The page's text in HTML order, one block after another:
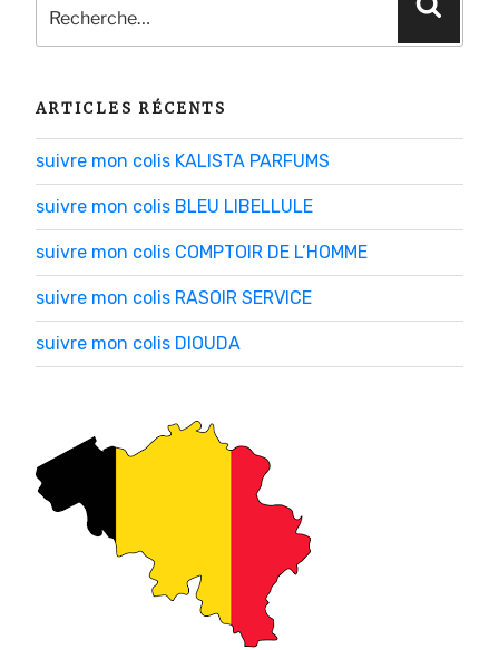
pour
:
ARTICLES RÉCENTS
suivre mon colis KALISTA PARFUMS
suivre mon colis BLEU LIBELLULE
suivre mon colis COMPTOIR DE L’HOMME
suivre mon colis RASOIR SERVICE
suivre mon colis DIOUDA